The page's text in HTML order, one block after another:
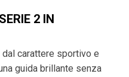
2 IN
dal carattere sportivo e
guida brillante senza